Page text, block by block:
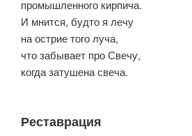
промышленного кирпича.
И мнится, будто я лечу
на острие того луча,
что забывает про Свечу,
когда затушена свеча.
Реставрация